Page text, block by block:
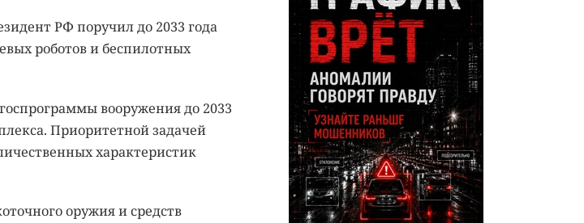
РФ поручил до 2033 года
роботов и беспилотных
вооружения до 2033
Приоритетной задачей
характеристик
оружия и средств